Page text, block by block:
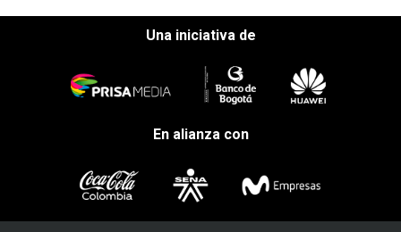
Una iniciativa de
En alianza con